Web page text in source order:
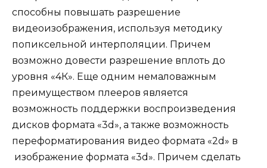
способны повышать разрешение
видеоизображения, используя методику
попиксельной интерполяции. Причем
возможно довести разрешение вплоть до
уровня «4К». Еще одним немаловажным
преимуществом плееров является
возможность поддержки воспроизведения
дисков формата «3d», а также возможность
переформатирования видео формата «2d» в
изображение формата «3d». Причем сделать